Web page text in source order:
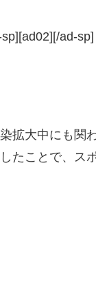
ad-sp]
拡大中にも関
たことで、ス